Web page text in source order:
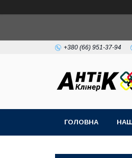
+380 (66) 951-37-94
ГОЛОВНА